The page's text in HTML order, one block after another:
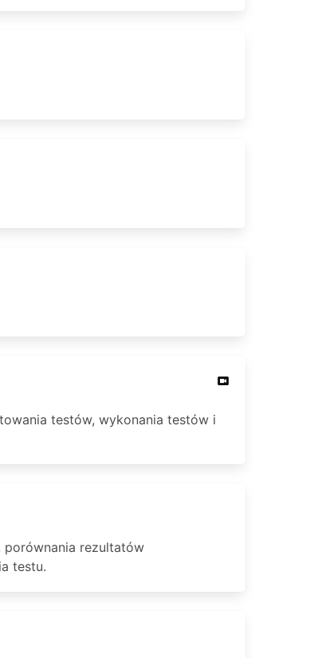
testów, wykonania testów i
porównania rezultatów
testu.